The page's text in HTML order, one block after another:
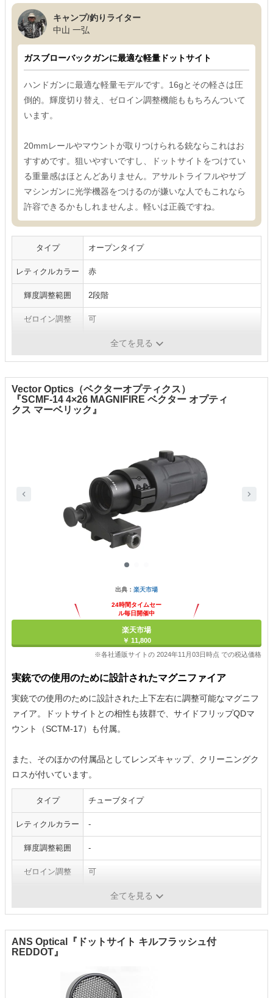
キャンプ/釣りライター
中山 一弘
ガスブローバックガンに最適な軽量ドットサイト
ハンドガンに最適な軽量モデルです。16gとその軽さは圧
倒的。輝度切り替え、ゼロイン調整機能ももちろんついて
います。
20mmレールやマウントが取りつけられる銃ならこれはお
すすめです。狙いやすいですし、ドットサイトをつけてい
る重量感はほとんどありません。アサルトライフルやサブ
マシンガンに光学機器をつけるのが嫌いな人でもこれなら
許容できるかもしれませんよ。軽いは正義ですね。
タイプ オープンタイプ
レティクルカラー 赤
輝度調整範囲 2段階
ゼロイン調整 可
全長48mm全てを見る
Vector Optics（ベクターオプティクス）
『SCMF-14 4×26 MAGNIFIRE ベクター オプティ
クス マーベリック』
出典： 楽天市場
24時間タイムセー
ル毎日開催中
楽天市場
￥ 11,800
※各社通販サイトの 2024年11月03日時点 での税込価格
実銃での使用のために設計されたマグニファイア
実銃での使用のために設計された上下左右に調整可能なマグニフ
ァイア。ドットサイトとの相性も抜群で、サイドフリップQDマ
ウント（SCTM-17）も付属。
また、そのほかの付属品としてレンズキャップ、クリーニングク
ロスが付いています。
タイプ チューブタイプ
レティクルカラー -
輝度調整範囲 -
ゼロイン調整 可
全長115mm、対物レンズ径26mm
全てを見る
ANS Optical『ドットサイト キルフラッシュ付
REDDOT』